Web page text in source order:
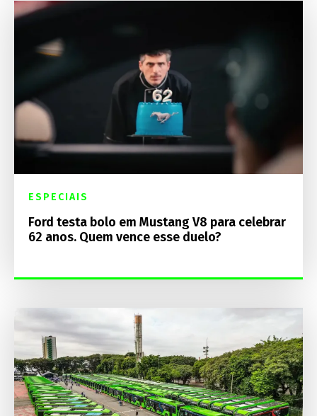
ESPECIAIS
Ford testa bolo em Mustang V8 para celebrar
62 anos. Quem vence esse duelo?